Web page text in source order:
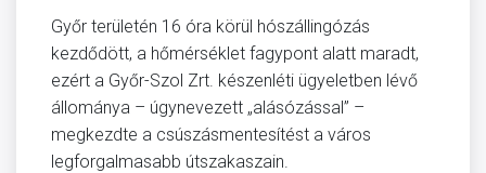
Győr területén 16 óra körül hószállingózás
kezdődött, a hőmérséklet fagypont alatt maradt,
ezért a Győr-Szol Zrt. készenléti ügyeletben lévő
állománya – úgynevezett „alásózással” –
megkezdte a csúszásmentesítést a város
legforgalmasabb útszakaszain.